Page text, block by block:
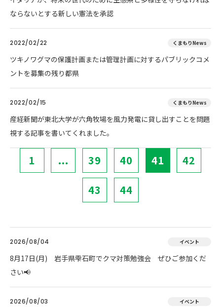
ならないとする新しい憲法を承認
2022/02/22 くまもりNews
ツキノワグマの保護計画または管理計画に対するパブリックコメ
ントを募集の残り都県
2022/02/15 くまもりNews
産経新聞が東北大学が六角牧場を風力発電に貸し出すことを問題
視する記事を書いてくれました。
1 ... 39 40 41 42
43 44
2026/08/04 イベント
8月17日(月) 岩手県雫石町でクマ対策勉強会 ぜひご参加くだ
さい📢
2026/08/03 イベント